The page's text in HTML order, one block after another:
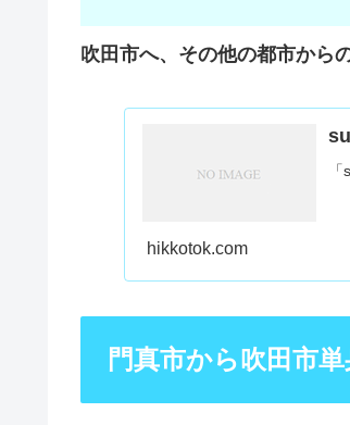
吹田市へ、その他の都市から
hikkotok.com
門真市から吹田市